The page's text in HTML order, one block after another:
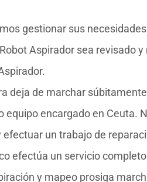
gestionar sus
Aspirador sea revisado
deja de marchar
equipo encargado en Ceuta.
un trabajo de
efectúa un servicio
y mapeo prosiga